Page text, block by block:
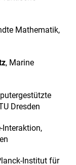
Mathematik,
, Marine
Dresden
Interaktion,
Institut für